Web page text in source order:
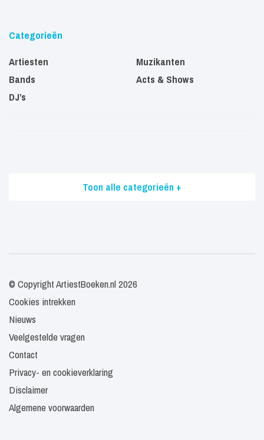
Categorieën
Artiesten
Bands
DJ’s
Muzikanten
Acts & Shows
Toon alle categorieën +
© Copyright ArtiestBoeken.nl 2026
Cookies intrekken
Nieuws
Veelgestelde vragen
Contact
Privacy- en cookieverklaring
Disclaimer
Algemene voorwaarden